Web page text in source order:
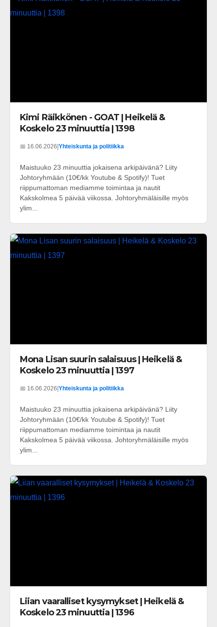
Kimi Räikkönen - GOAT | Heikelä &
Koskelo 23 minuuttia | 1398
📅 16.06.2026|Yhteiskunta ja politiikka
Maistuuko 23 minuuttia jokaisena arkipäivänä? Liity
Johtoryhmään (10€/kk Youtube & Spotify)! Tuet
riippumattoman mediamme toimintaa ja nautit
Kakskolmea 5 päivää viikossa. Johtoryhmäläisille myös
ylim...
Mona Lisan suurin salaisuus | Heikelä &
Koskelo 23 minuuttia | 1397
📅 16.06.2026 Yhteiskunta ja politiikka
Maistuuko 23 minuuttia jokaisena arkipäivänä? Liity
Johtoryhmään (10€/kk Youtube & Spotify)! Tuet
riippumattoman mediamme toimintaa ja nautit
Kakskolmea 5 päivää viikossa. Johtoryhmäläisille myös
ylim...
Liian vaaralliset kysymykset | Heikelä &
Koskelo 23 minuuttia | 1396